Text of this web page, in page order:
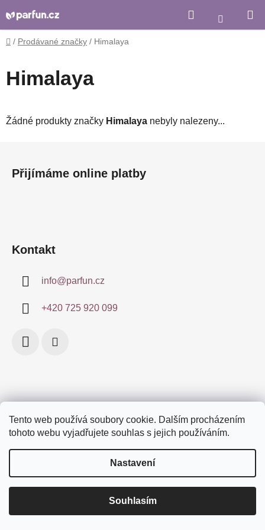
Tento web používá soubory cookie. Dalším procházením
tohoto webu vyjadřujete souhlas s jejich používáním.
Nastavení
Souhlasím
na
obsah
Nákupní
košík
Domů
/ Prodávané značky / Himalaya
Himalaya
Žádné produkty značky Himalaya nebyly nalezeny...
Přijímáme online platby
Kontakt
info@parfun.cz
+420 725 920 099
Obchodní podmínky Certifikace
Doprava a platby
Podmínky ochrany osobních údajů
Značky
Vytvořil Shoptet